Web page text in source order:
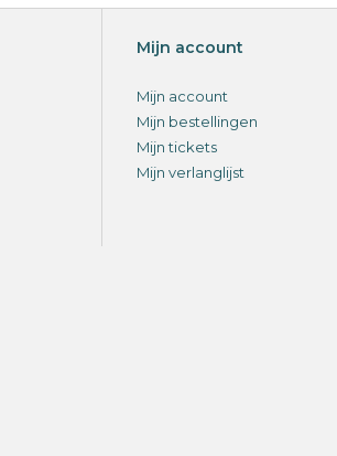
Mijn account
Mijn account
Mijn bestellingen
Mijn tickets
Mijn verlanglijst